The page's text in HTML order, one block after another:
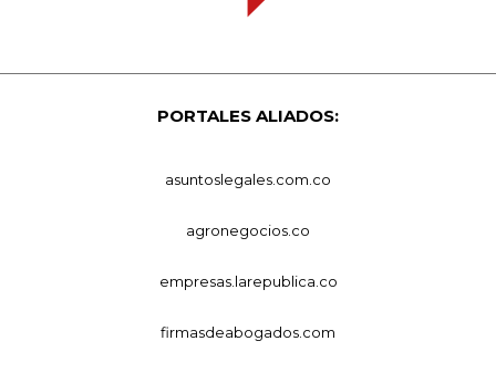
PORTALES ALIADOS:
asuntoslegales.com.co
agronegocios.co
empresas.larepublica.co
firmasdeabogados.com